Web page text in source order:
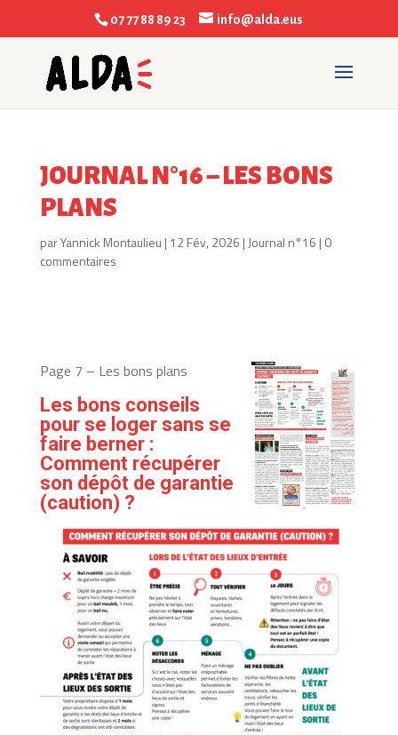
07 77 88 89 23 info@alda.eus
JOURNAL N°16 – LES BONS
PLANS
parYannick Montaulieu | 12 Fév, 2026 | Journal n°16 | 0
commentaires
Page 7 – Les bons plans
Les bons conseils
pour se loger sans se
faire berner:
Comment récupérer
son dépôt de garantie
(caution) ?